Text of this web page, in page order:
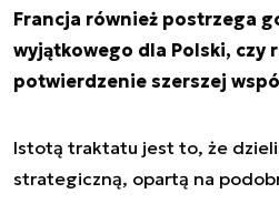
Francja również postrzega
wyjątkowego dla Polski, czy
potwierdzenie szerszej
Istotą traktatu jest to, że
strategiczną, opartą na